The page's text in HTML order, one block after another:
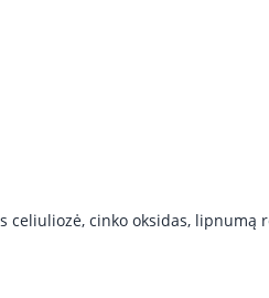
celiuliozė, cinko oksidas,